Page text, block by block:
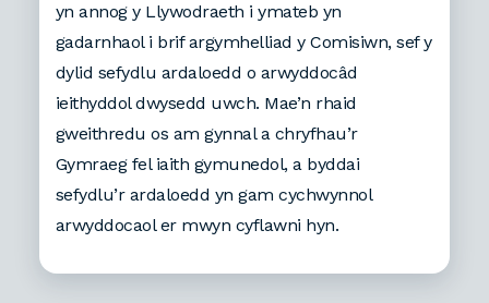
yn annog y Llywodraeth i ymateb yn
gadarnhaol i brif argymhelliad y Comisiwn, sef y
dylid sefydlu ardaloedd o arwyddocâd
ieithyddol dwysedd uwch. Mae’n rhaid
gweithredu os am gynnal a chryfhau’r
Gymraeg fel iaith gymunedol, a byddai
sefydlu’r ardaloedd yn gam cychwynnol
arwyddocaol er mwyn cyflawni hyn.